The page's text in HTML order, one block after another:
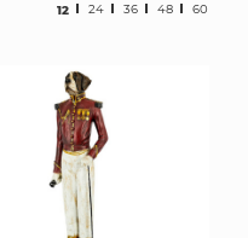
12 24 36 48 60